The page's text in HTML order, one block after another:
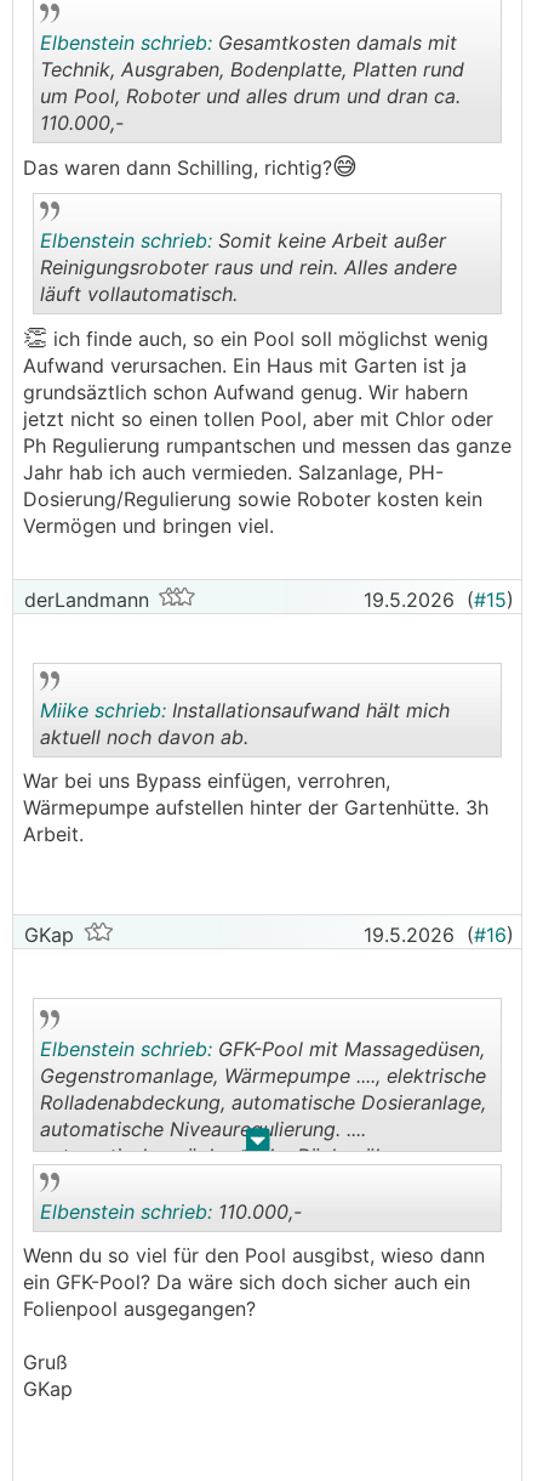
..
Elbenstein schrieb: Gesamtkosten damals mit
Technik, Ausgraben, Bodenplatte, Platten rund
um Pool, Roboter und alles drum und dran ca.
110.000,-
Das waren dann Schilling, richtig?😅
..
Elbenstein schrieb: Somit keine Arbeit außer
Reinigungsroboter raus und rein. Alles andere
läuft vollautomatisch.
👏 ich finde auch, so ein Pool soll möglichst wenig
Aufwand verursachen. Ein Haus mit Garten ist ja
grundsäztlich schon Aufwand genug. Wir habern
jetzt nicht so einen tollen Pool, aber mit Chlor oder
Ph Regulierung rumpantschen und messen das ganze
Jahr hab ich auch vermieden. Salzanlage, PH-
Dosierung/Regulierung sowie Roboter kosten kein
Vermögen und bringen viel.
derLandmann 19.5.2026 (#15)
.
Miike schrieb: Installationsaufwand hält mich
aktuell noch davon ab.
War bei uns Bypass einfügen, verrohren,
Wärmepumpe aufstellen hinter der Gartenhütte. 3h
Arbeit.
GKap 19.5.2026 (#16)
. .
Elbenstein schrieb: GFK-Pool mit Massagedüsen,
Gegenstromanlage, Wärmepumpe ...., elektrische
Rolladenabdeckung, automatische Dosieranlage,
automatische Niveauregulierung. ....
automatische wöchentliche Rückspülung
..
Elbenstein schrieb: 110.000,-
Wenn du so viel für den Pool ausgibst, wieso dann
ein GFK-Pool? Da wäre sich doch sicher auch ein
Folienpool ausgegangen?
Gruß
GKap